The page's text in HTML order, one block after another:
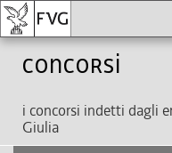
Concorsi
i concorsi indetti dagli
Giulia